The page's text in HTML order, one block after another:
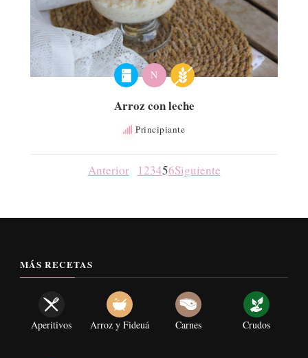
N
Arroz con leche
Principiante
Anterior 123456Siguiente
MÁS RECETAS
Aperitivos Arroz y Fideuá Carnes Crudos